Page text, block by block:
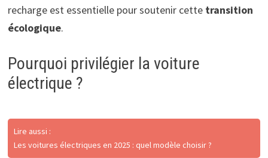
recharge est essentielle pour soutenir cette transition
écologique.
Pourquoi privilégier la voiture
électrique ?
Lire aussi :
Les voitures électriques en 2025 : quel modèle choisir ?